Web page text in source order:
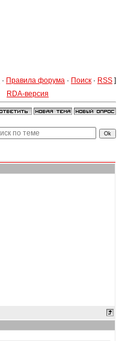
· Правила форума · Поиск · RSS ]
RDA-версия